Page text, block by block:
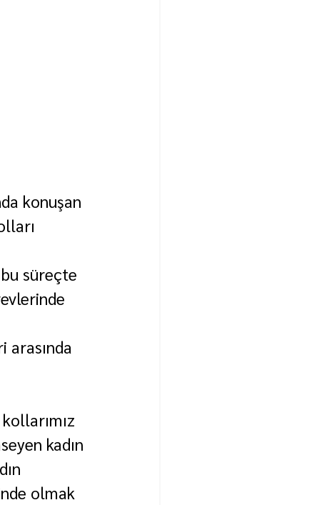
konuşan
süreçte
arasında
kadın
olmak